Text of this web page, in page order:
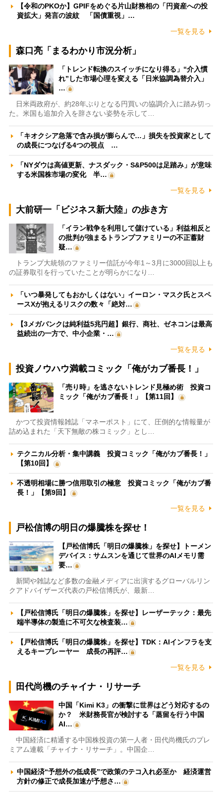
【令和のPKOか】GPIFをめぐる片山財務相の「円資産への投
資拡大」発言の波紋 「国債重視」…
一覧を見る
森口亮「まるわかり市況分析」
「トレンド転換のスイッチになり得る」“介入慣
れ”した市場心理を変える「日米協調為替介入」
…
日米両政府が、約28年ぶりとなる円買いの協調介入に踏み切っ
た。米国も追加介入を辞さない姿勢を示して…
「キオクシア急落で含み損が膨らんで…」損失を投資家として
の成長につなげる4つの視点 …
「NYダウは高値更新、ナスダック・S&P500は足踏み」が意味
する米国株市場の変化 半…
一覧を見る
大前研一「ビジネス新大陸」の歩き方
「イラン戦争を利用して儲けている」利益相反と
の批判が強まるトランプファミリーの不正蓄財
疑…
トランプ大統領のファミリー信託が今年1～3月に3000回以上も
の証券取引を行っていたことが明らかになり…
「いつ暴発してもおかしくはない」イーロン・マスク氏とスペ
ースXが抱えるリスクの数々「絶対…
【3メガバンクは純利益5兆円超】銀行、商社、ゼネコンは最高
益続出の一方で、中小企業・…
一覧を見る
投資ノウハウ満載コミック「俺がカブ番長！」
「売り時」を逃さないトレンド見極め術 投資コ
ミック「俺がカブ番長！」【第11回】
かつて投資情報雑誌「マネーポスト」にて、圧倒的な情報量が
詰め込まれた「天下無敵の株コミック」とし…
テクニカル分析・集中講義 投資コミック「俺がカブ番長！」
【第10回】
不透明相場に勝つ信用取引の極意 投資コミック「俺がカブ番
長！」【第9回】
一覧を見る
戸松信博の明日の爆騰株を探せ！
【戸松信博氏「明日の爆騰株」を探せ】トーメン
デバイス：サムスンを通じて世界のAIメモリ需
要…
新聞や雑誌など多数の金融メディアに出演するグローバルリン
クアドバイザーズ代表の戸松信博氏が、最新…
【戸松信博氏「明日の爆騰株」を探せ】レーザーテック：最先
端半導体の製造に不可欠な検査装…
【戸松信博氏「明日の爆騰株」を探せ】TDK：AIインフラを支
えるキープレーヤー 成長の再評…
一覧を見る
田代尚機のチャイナ・リサーチ
中国「Kimi K3」の衝撃に世界はどう対応するの
か？ 米財務長官が検討する「蒸留を行う中国
AI…
中国経済に精通する中国株投資の第一人者・田代尚機氏のプレ
ミアム連載「チャイナ・リサーチ」。中国企…
中国経済“予想外の低成長”で政策のテコ入れ必至か 経済運営
方針の修正で成長加速が予想さ…